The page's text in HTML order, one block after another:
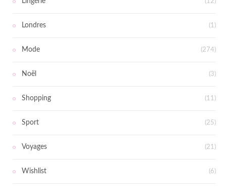
(12)
Londres (1)
Mode (274)
Noël (3)
Shopping (11)
Sport (25)
Voyages (21)
Wishlist (6)